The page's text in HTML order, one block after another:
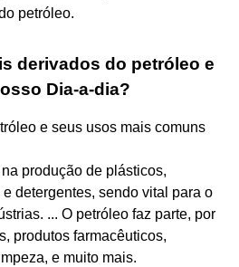
petróleo.
derivados do petróleo e
Dia-a-dia?
e seus usos mais comuns
produção de plásticos,
detergentes, sendo vital para o
... O petróleo faz parte, por
produtos farmacêuticos,
e muito mais.